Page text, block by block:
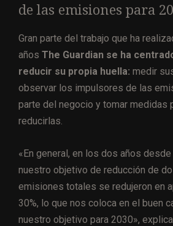
de las emisiones para
Gran parte del trabajo que ha
años The Guardian se ha
reducir su propia huella: medir
observar los impulsores de las
parte del negocio y tomar medidas
reducirlas.
«En general, en los dos años
nuestro objetivo de reducción de
emisiones totales se redujeron en
30%, lo que nos coloca en el buen
nuestro objetivo para 2030»,